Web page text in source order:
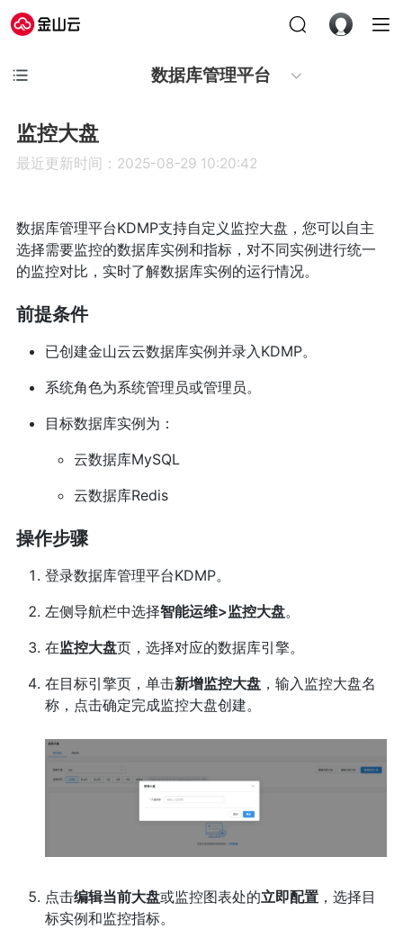
数据库管理平台
监控大盘
最近更新时间：2025-08-29 10:20:42
数据库管理平台KDMP支持自定义监控大盘，您可以自主
选择需要监控的数据库实例和指标，对不同实例进行统一
的监控对比，实时了解数据库实例的运行情况。
前提条件
已创建金山云云数据库实例并录入KDMP。
系统角色为系统管理员或管理员。
目标数据库实例为：
云数据库MySQL
云数据库Redis
操作步骤
登录数据库管理平台KDMP。
左侧导航栏中选择智能运维>监控大盘。
在监控大盘页，选择对应的数据库引擎。
在目标引擎页，单击新增监控大盘，输入监控大盘名
称，点击确定完成监控大盘创建。
点击编辑当前大盘或监控图表处的立即配置，选择目
标实例和监控指标。